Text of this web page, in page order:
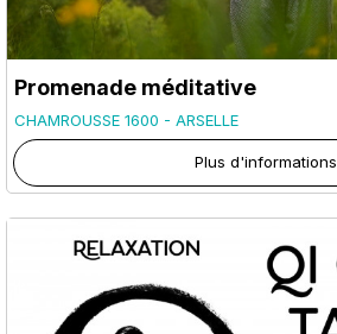
Promenade méditative
CHAMROUSSE 1600 - ARSELLE
Plus d'informations